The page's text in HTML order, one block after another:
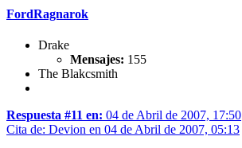
FordRagnarok
Drake
Mensajes: 155
The Blakcsmith
Respuesta #11 en: 04 de Abril de 2007, 17:50
Cita de: Devion en 04 de Abril de 2007, 05:13